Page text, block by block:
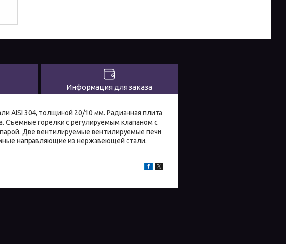
Информация для заказа
AISI 304, толщиной 20/10 мм. Радианная плита
Съемные горелки с регулируемым клапаном с
Две вентилируемые вентилируемые печи
направляющие из нержавеющей стали.